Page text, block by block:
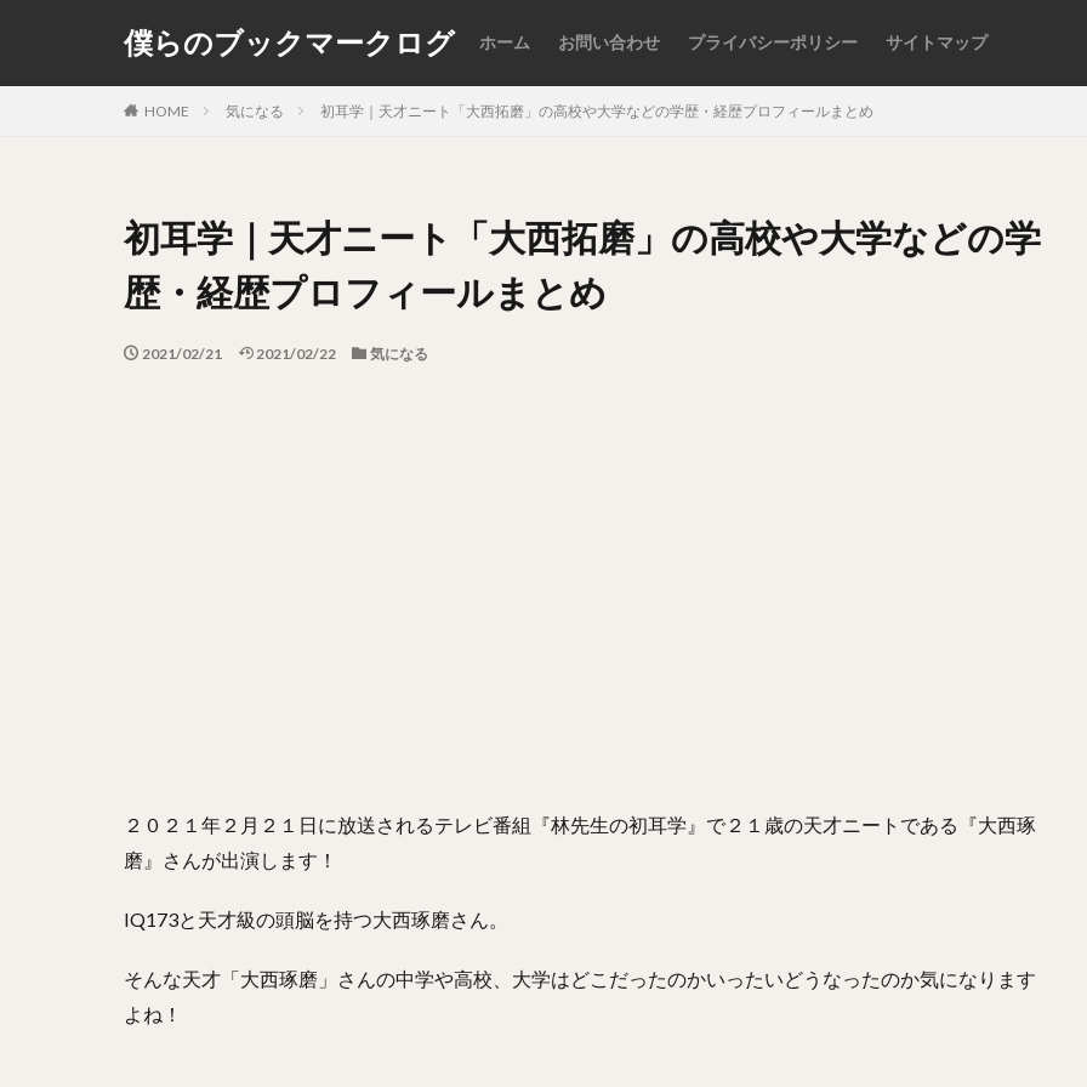
僕らのブックマークログ ホーム お問い合わせ プライバシーポリシー サイトマップ
HOME 気になる 初耳学｜天才ニート「大西拓磨」の高校や大学などの学歴・経歴プロフィールまとめ
初耳学｜天才ニート「大西拓磨」の高校や大学などの学
歴・経歴プロフィールまとめ
2021/02/21 2021/02/22 気になる
２０２１年２月２１日に放送されるテレビ番組『林先生の初耳学』で２１歳の天才ニートである『大西琢
磨』さんが出演します！
IQ173と天才級の頭脳を持つ大西琢磨さん。
そんな天才「大西琢磨」さんの中学や高校、大学はどこだったのかいったいどうなったのか気になります
よね！
カテゴリー